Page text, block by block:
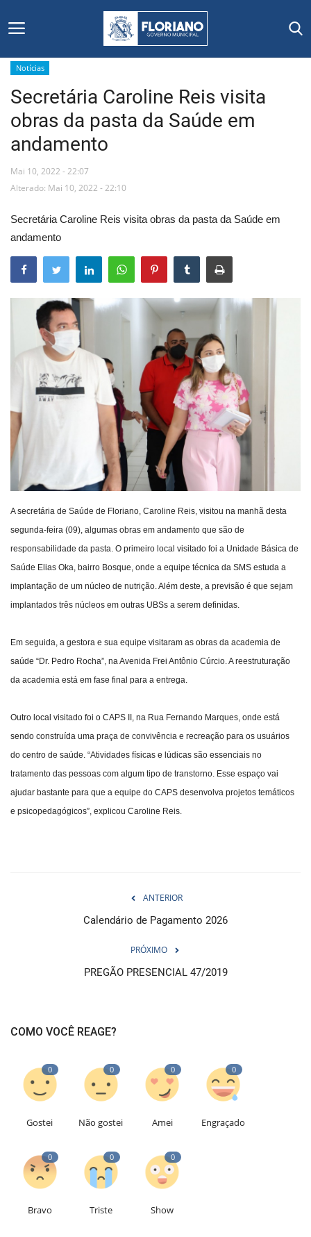
Início
Editais
Floriano
Mural de Licitações
Notícias
Vídeos
Webmail
Contato
Notícias
Secretária Caroline Reis visita
obras da pasta da Saúde em
andamento
Mai 10, 2022 - 22:07
Alterado: Mai 10, 2022 - 22:10
Secretária Caroline Reis visita obras da pasta da Saúde em
andamento
A secretária de Saúde de Floriano, Caroline Reis, visitou na manhã desta
segunda-feira (09), algumas obras em andamento que são de
responsabilidade da pasta. O primeiro local visitado foi a Unidade Básica de
Saúde Elias Oka, bairro Bosque, onde a equipe técnica da SMS estuda a
implantação de um núcleo de nutrição. Além deste, a previsão é que sejam
implantados três núcleos em outras UBSs a serem definidas.
Em seguida, a gestora e sua equipe visitaram as obras da academia de
saúde “Dr. Pedro Rocha”, na Avenida Frei Antônio Cúrcio. A reestruturação
da academia está em fase final para a entrega.
Outro local visitado foi o CAPS II, na Rua Fernando Marques, onde está
sendo construída uma praça de convivência e recreação para os usuários
do centro de saúde. “Atividades físicas e lúdicas são essenciais no
tratamento das pessoas com algum tipo de transtorno. Esse espaço vai
ajudar bastante para que a equipe do CAPS desenvolva projetos temáticos
e psicopedagógicos”, explicou Caroline Reis.
ANTERIOR
Calendário de Pagamento 2026
PRÓXIMO
PREGÃO PRESENCIAL 47/2019
COMO VOCÊ REAGE?
0
Gostei
0
Não gostei
0
Amei
0
Engraçado
0
Bravo
0
Triste
0
Show